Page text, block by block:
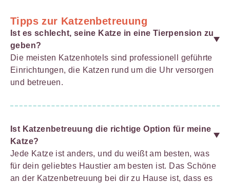
Tipps zur Katzenbetreuung
Ist es schlecht, seine Katze in eine Tierpension zu
geben?
Die meisten Katzenhotels sind professionell geführte
Einrichtungen, die Katzen rund um die Uhr versorgen
und betreuen.
Ist Katzenbetreuung die richtige Option für meine
Katze?
Jede Katze ist anders, und du weißt am besten, was
für dein geliebtes Haustier am besten ist. Das Schöne
an der Katzenbetreuung bei dir zu Hause ist, dass es